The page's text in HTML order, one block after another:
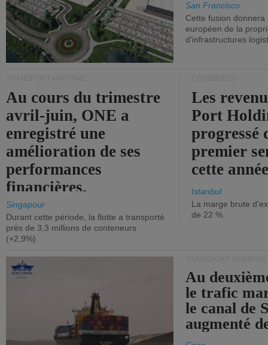
San Francisco
Cette fusion
européen de la
d'infrastructures
Au cours du trimestre
avril-juin, ONE a
enregistré une
amélioration de ses
performances
financières.
Singapour
Durant cette période, la flotte a transporté
près de 3,3 millions de conteneurs
(+2,9%).
Les
Port
progressé
premier
cette
Istanbul
La marge brute
de 22 %.
Au
le trafic
le canal de
augmenté